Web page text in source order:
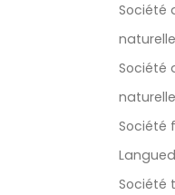
Société
Société
Société
Société